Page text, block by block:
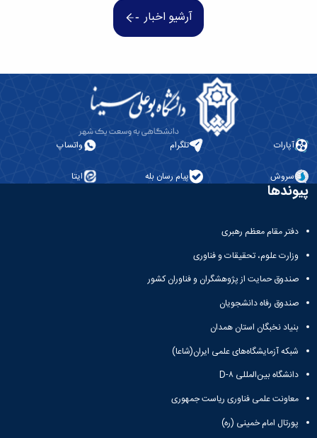
آرشیو اخبار
آپارات تلگرام واتساپ
سروش پیام رسان بله ایتا
پیوندها
دفتر مقام معظم رهبری
وزارت علوم، تحقیقات و فناوری
صندوق حمایت از پژوهشگران و فناوران کشور
صندوق رفاه دانشجویان
بنیاد نخبگان استان همدان
شبکه آزمایشگاه‌های علمی ایران(شاعا)
دانشگاه بین‌المللی D-۸
معاونت علمی فناوری ریاست جمهوری
پورتال امام خمینی (ره)